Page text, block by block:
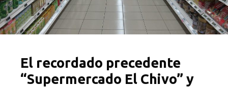
El recordado precedente
“Supermercado El Chivo” y